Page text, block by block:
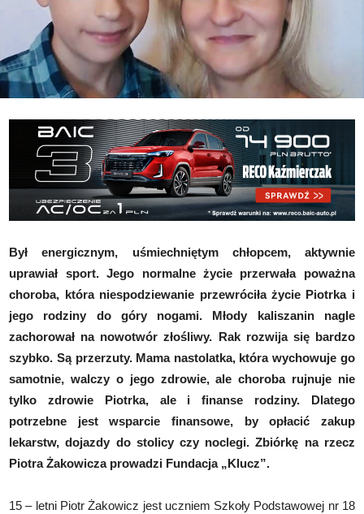
Był energicznym, uśmiechniętym chłopcem, aktywnie
uprawiał sport. Jego normalne życie przerwała poważna
choroba, która niespodziewanie przewróciła życie Piotrka i
jego rodziny do góry nogami. Młody kaliszanin nagle
zachorował na nowotwór złośliwy. Rak rozwija się bardzo
szybko. Są przerzuty. Mama nastolatka, która wychowuje go
samotnie, walczy o jego zdrowie, ale choroba rujnuje nie
tylko zdrowie Piotrka, ale i finanse rodziny. Dlatego
potrzebne jest wsparcie finansowe, by opłacić zakup
lekarstw, dojazdy do stolicy czy noclegi. Zbiórkę na rzecz
Piotra Żakowicza prowadzi Fundacja „Klucz”.
15 – letni Piotr Żakowicz jest uczniem Szkoły Podstawowej nr 18